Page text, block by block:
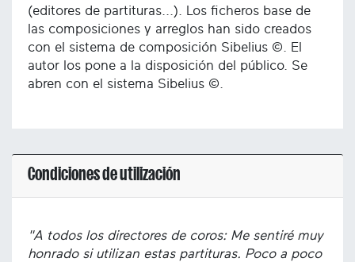
(editores de partituras...). Los ficheros base de
las composiciones y arreglos han sido creados
con el sistema de composición Sibelius ©. El
autor los pone a la disposición del público. Se
abren con el sistema Sibelius ©.
Condiciones de utilización
"A todos los directores de coros: Me sentiré muy
honrado si utilizan estas partituras. Poco a poco